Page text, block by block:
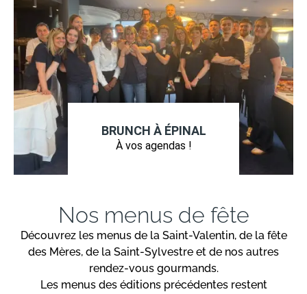
BRUNCH À ÉPINAL
À vos agendas !
Nos menus de fête
Découvrez les menus de la Saint-Valentin, de la fête
des Mères, de la Saint-Sylvestre et de nos autres
rendez-vous gourmands.
Les menus des éditions précédentes restent